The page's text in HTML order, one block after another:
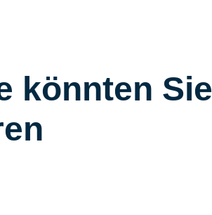
könnten Sie